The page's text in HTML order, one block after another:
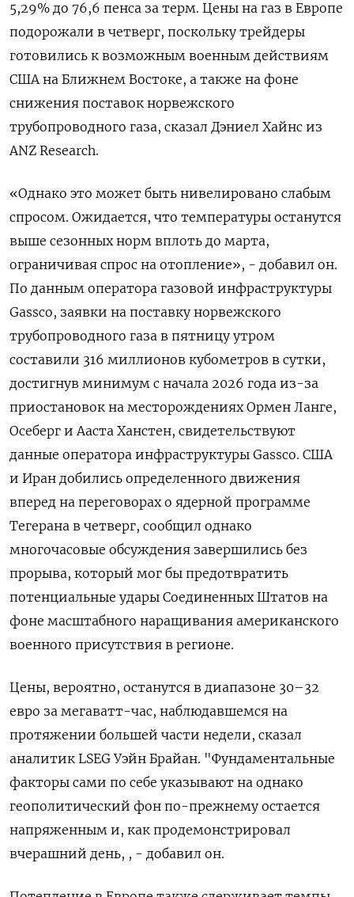
5,29% до 76,6 пенса за терм. Цены ‌на газ в Европе
подорожали в четверг, поскольку трейдеры
готовились к возможным военным действиям ​
США на Ближнем Востоке, а также на фоне
снижения поставок норвежского
трубопроводного газа, сказал ‌Дэниел Хайнс из
ANZ Research.
«Однако это может быть нивелировано слабым
спросом. Ожидается, что температуры останутся
выше сезонных норм вплоть до марта,
ограничивая спрос на ​отопление», - добавил он.
По данным оператора ​газовой инфраструктуры
Gassco, ‌заявки на поставку норвежского
трубопроводного газа в пятницу утром
составили 316 миллионов кубометров в сутки, ​
достигнув минимум с начала 2026 года из-за
приостановок на месторождениях Ормен Ланге,
Осеберг и Ааста Ханстен, свидетельствуют
данные оператора инфраструктуры Gassco. США
и Иран добились определенного движения
вперед на переговорах о ядерной программе
Тегерана в четверг, сообщил однако
многочасовые обсуждения завершились без
прорыва, который мог бы предотвратить
потенциальные удары Соединенных Штатов на
фоне масштабного наращивания американского
военного присутствия в регионе.
Цены, вероятно, останутся в диапазоне 30–32 ​
евро за мегаватт-час, наблюдавшемся на
⁠протяжении большей части недели, сказал
аналитик LSEG Уэйн Брайан. "Фундаментальные
факторы сами по себе указывают на однако
геополитический фон по-прежнему остается
‌напряженным и, как продемонстрировал
вчерашний день, , - добавил он.